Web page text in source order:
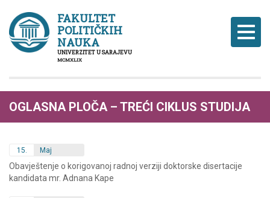
FAKULTET
POLITIČKIH
NAUKA
UNIVERZITET U SARAJEVU
MCMXLIX
OGLASNA PLOČA – TREĆI CIKLUS STUDIJA
15. Maj
Obavještenje o korigovanoj radnoj verziji doktorske disertacije
kandidata mr. Adnana Kape